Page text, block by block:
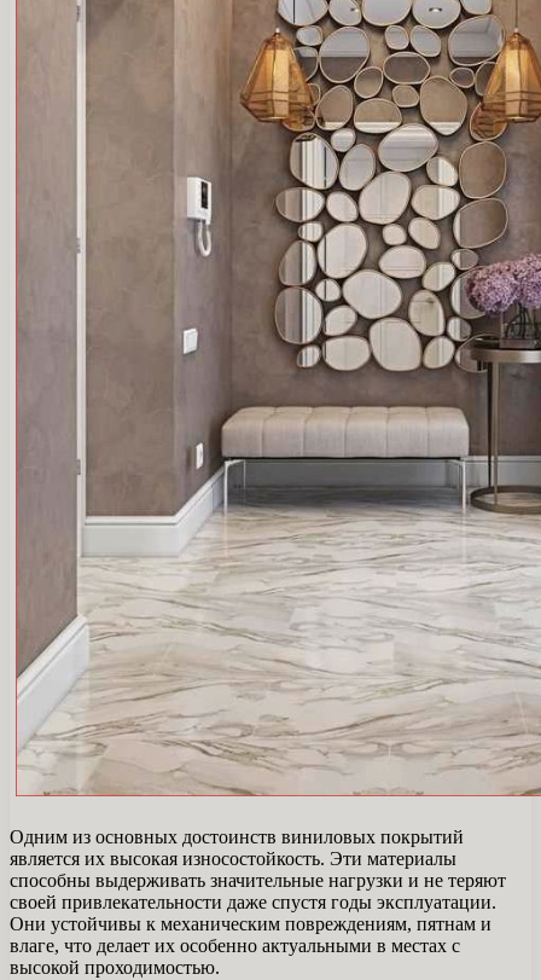
Одним из основных достоинств виниловых покрытий
является их высокая износостойкость. Эти материалы
способны выдерживать значительные нагрузки и не теряют
своей привлекательности даже спустя годы эксплуатации.
Они устойчивы к механическим повреждениям, пятнам и
влаге, что делает их особенно актуальными в местах с
высокой проходимостью.